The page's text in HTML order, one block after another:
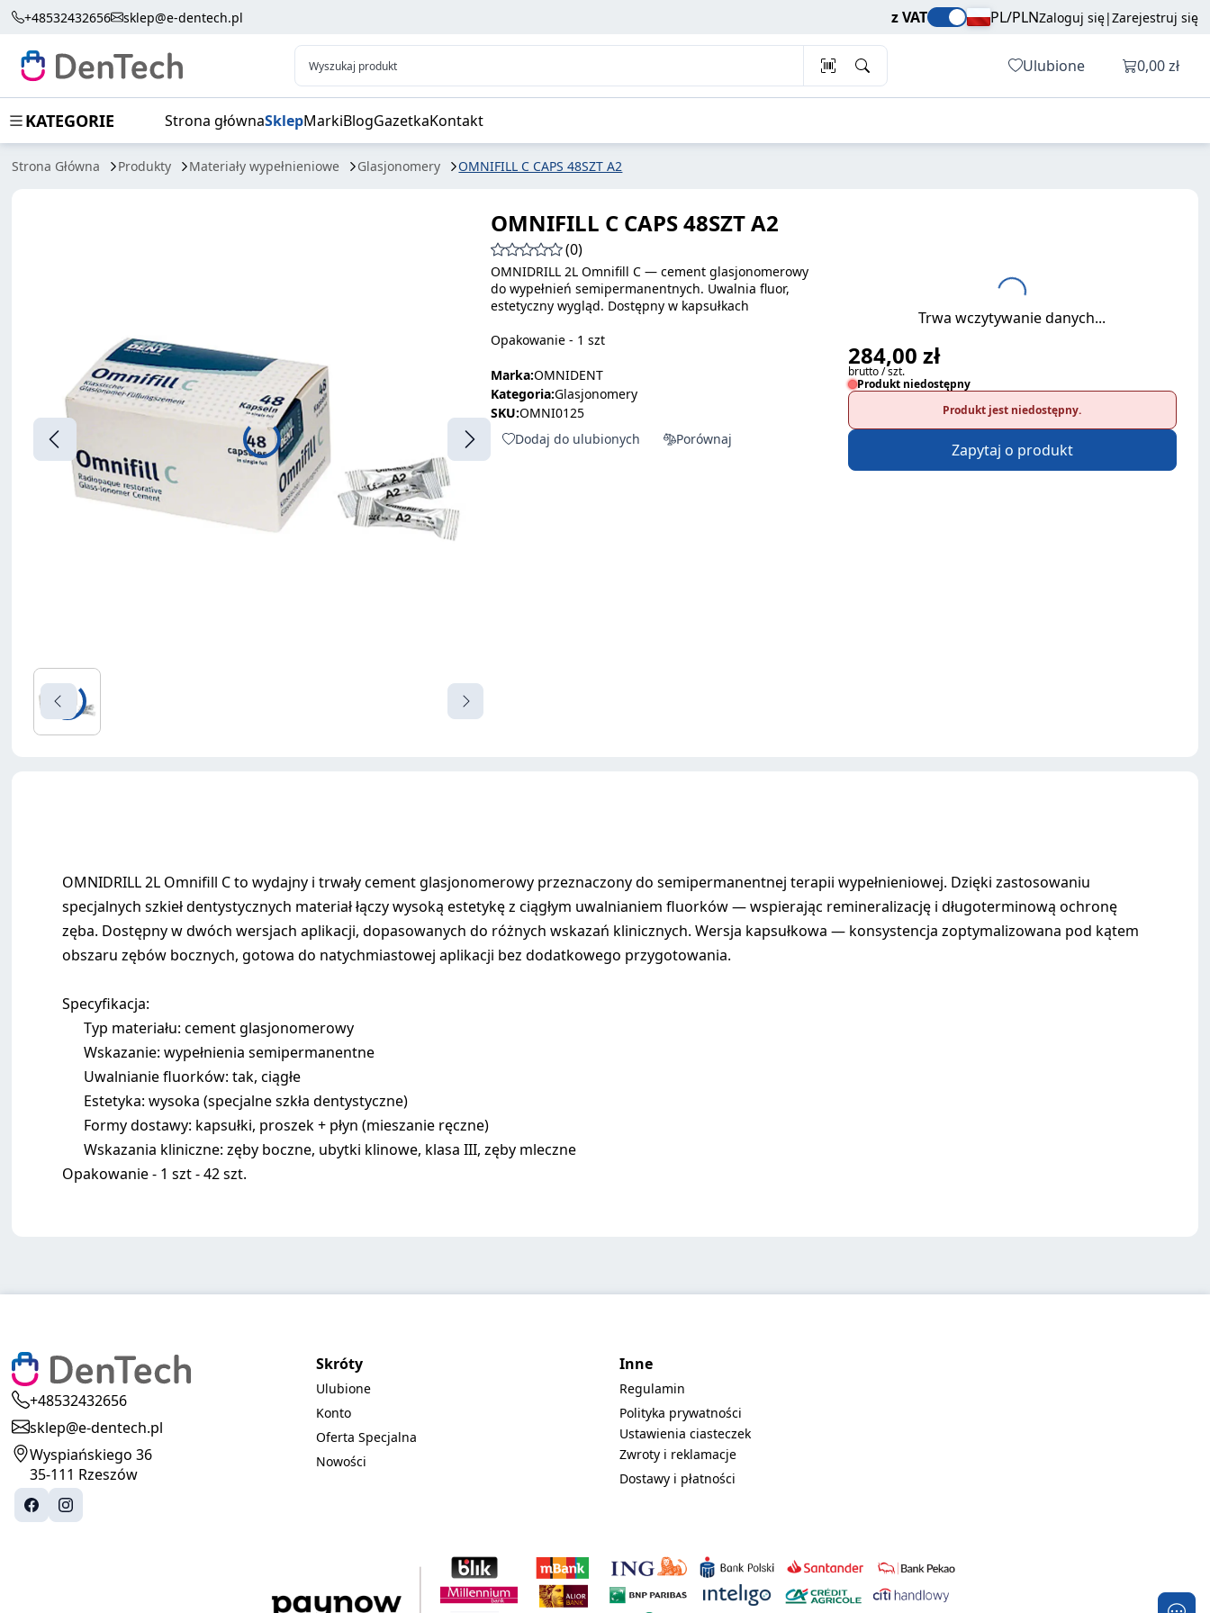
+48532432656 sklep@e-dentech.pl z VAT PL/PLNZaloguj się|Zarejestruj się
Wyszukaj produkt Ulubione Otwórz
0,00 zł
KATEGORIE Strona głównaSklepMarkiBlogGazetkaKontakt
Strona Główna Produkty Materiały wypełnieniowe Glasjonomery OMNIFILL C CAPS 48SZT A2
OMNIFILL C CAPS 48SZT A2 brutto / szt. Dodaj do koszyka
OMNIFILL C CAPS 48SZT A2
(0)
OMNIDRILL 2L Omnifill C — cement glasjonomerowy
do wypełnień semipermanentnych. Uwalnia fluor,
estetyczny wygląd. Dostępny w kapsułkach
Opakowanie - 1 szt
Marka:OMNIDENT
Kategoria:Glasjonomery
SKU:OMNI0125
Dodaj do ulubionych
Porównaj
Trwa wczytywanie danych...
284,00 zł
brutto / szt.
Produkt niedostępny
Produkt jest niedostępny.
Zapytaj o produkt
OMNIDRILL 2L Omnifill C to wydajny i trwały cement glasjonomerowy przeznaczony do semipermanentnej terapii wypełnieniowej. Dzięki zastosowaniu
specjalnych szkieł dentystycznych materiał łączy wysoką estetykę z ciągłym uwalnianiem fluorków — wspierając remineralizację i długoterminową ochronę
zęba. Dostępny w dwóch wersjach aplikacji, dopasowanych do różnych wskazań klinicznych. Wersja kapsułkowa — konsystencja zoptymalizowana pod kątem
obszaru zębów bocznych, gotowa do natychmiastowej aplikacji bez dodatkowego przygotowania.
Specyfikacja:
Typ materiału: cement glasjonomerowy
Wskazanie: wypełnienia semipermanentne
Uwalnianie fluorków: tak, ciągłe
Estetyka: wysoka (specjalne szkła dentystyczne)
Formy dostawy: kapsułki, proszek + płyn (mieszanie ręczne)
Wskazania kliniczne: zęby boczne, ubytki klinowe, klasa III, zęby mleczne
Opakowanie - 1 szt - 42 szt.
+48532432656
sklep@e-dentech.pl
Wyspiańskiego 36
35-111 Rzeszów
Skróty
Ulubione
Konto
Oferta Specjalna
Nowości
Inne
Regulamin
Polityka prywatności
Ustawienia ciasteczek
Zwroty i reklamacje
Dostawy i płatności